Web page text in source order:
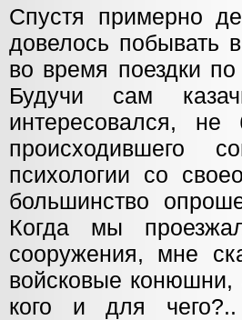
Спустя примерно
довелось побывать
во время поездки
Будучи сам
интересовался,
происходившего
психологии со
большинство
Когда мы
сооружения, мне
войсковые
кого и для